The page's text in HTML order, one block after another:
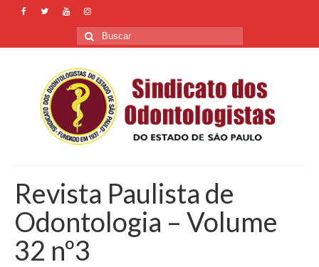
Buscar
por:
Revista Paulista de
Odontologia – Volume
32 nº3